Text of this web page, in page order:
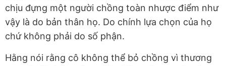
chịu đựng một người chồng toàn nhược điểm như
vậy là do bản thân họ. Do chính lựa chọn của họ
chứ không phải do số phận.
Hằng nói rằng cô không thể bỏ chồng vì thương